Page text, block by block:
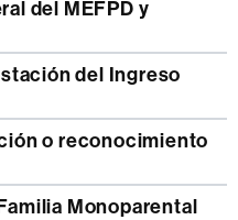
Monoparental